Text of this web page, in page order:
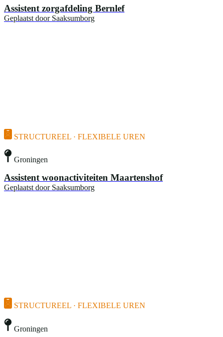
Assistent zorgafdeling Bernlef
Geplaatst door Saaksumborg
STRUCTUREEL · FLEXIBELE UREN
Groningen
Assistent woonactiviteiten Maartenshof
Geplaatst door Saaksumborg
STRUCTUREEL · FLEXIBELE UREN
Groningen